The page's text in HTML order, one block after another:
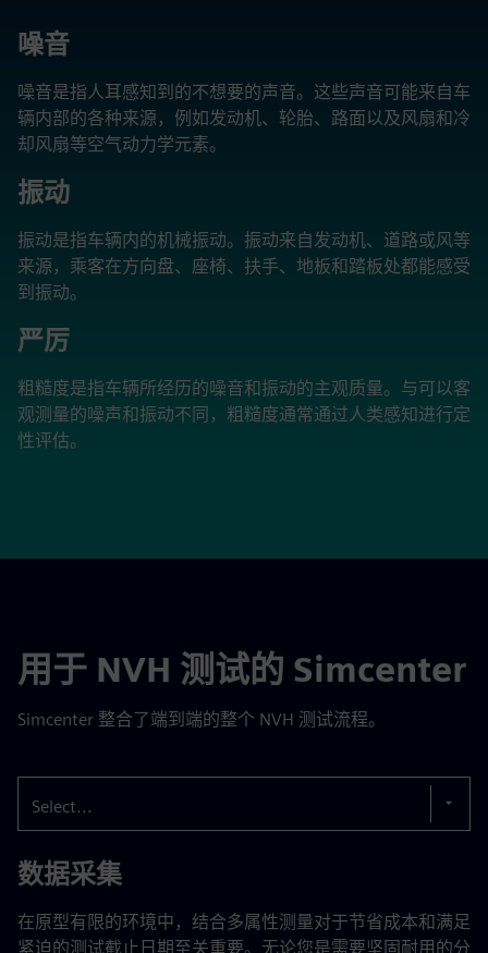
噪音
噪音是指人耳感知到的不想要的声音。这些声音可能来自车
辆内部的各种来源，例如发动机、轮胎、路面以及风扇和冷
却风扇等空气动力学元素。
振动
振动是指车辆内的机械振动。振动来自发动机、道路或风等
来源，乘客在方向盘、座椅、扶手、地板和踏板处都能感受
到振动。
严厉
粗糙度是指车辆所经历的噪音和振动的主观质量。与可以客
观测量的噪声和振动不同，粗糙度通常通过人类感知进行定
性评估。
用于 NVH 测试的 Simcenter
Simcenter 整合了端到端的整个 NVH 测试流程。
Select...
数据采集
在原型有限的环境中，结合多属性测量对于节省成本和满足
紧迫的测试截止日期至关重要。无论您是需要坚固耐用的分